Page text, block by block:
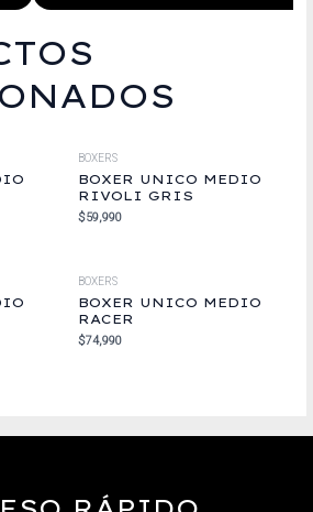
BOXERS
BOXER UNICO MEDIO
RIVOLI GRIS
$59,990
BOXERS
BOXER UNICO MEDIO
RACER
$74,990